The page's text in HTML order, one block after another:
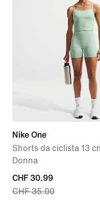
Nike One
Shorts da ciclista 13
Donna
current
price
CHF 30.99
CHF 35.00